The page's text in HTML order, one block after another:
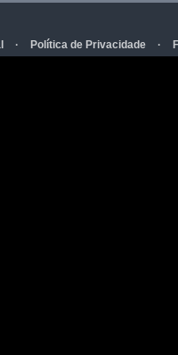
· Política de Privacidade ·